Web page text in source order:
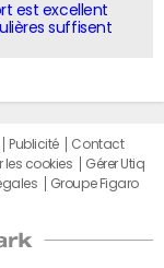
est excellent
suffisent
Publicité
Contact
les cookies
Gérer Utiq
Groupe Figaro